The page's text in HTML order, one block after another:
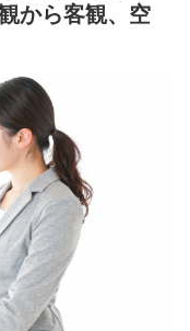
から客観、空